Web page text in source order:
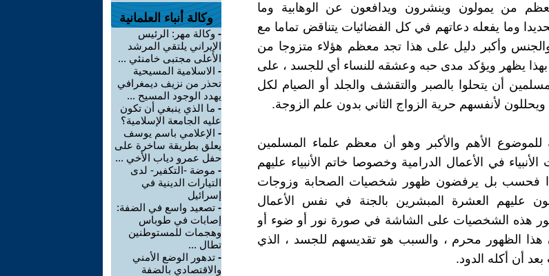
من يمولون وينشرون ويدافعون عن الوهابية وما
وما يفعله دعاتهم في كل الفضائيات يتناقض تماما مع
وأكبر دليل على هذا تجد معظم هؤلاء متزوجا من
بهذا يظهر ويؤكد مدى حبه وعشقه للنساء أي للجسد ، على
أن يتحلوا بالصبر والتقشف والجلد أو الصيام لكل
لأنفسهم حرية الزواج الثاني بدون علم الزوجة.
الأهم والأكبر وهو أن معظم علماء المسلمين
في الأعمال الدرامية وخصوصا خاتم الأنبياء عليهم
فحسب بل يرفضون ظهور شخصيات الصحابة وزوجات
عليهم العشرة المبشرين بالجنة في نفس الأعمال
هذه الشخصيات على الشاشة في صورة نور أو ضوء أو
هذا الظهور محرم ، والسبب هو تقديسهم للجسد ، الذي
أن أكله الدود.
وكالة أنباء العلمانية
- وكالة مهر: الرئيس
الإيراني يلتقي المرشد
الأعلى مجتبى خامنئي ...
- الاسلامية المسيحية
تحذر من نزيف ديمغرافي
يهدد الوجود المسيح ...
- ما الذي ينبغي أن تكون
عليه الجامعة الإسلامية؟
- الإعلامي باسم يوسف
يعلق بطريقة ساخرة على
حفل عمرو دياب الأخي ...
- موضة -التكفير- لدى
التيارات الدينية في
إسرائيل
- تصعيد واسع في الضفة:
إصابات في طوباس
وهجمات للمستوطنين
تطال ...
- تدهور الوضع الأمني
والاقتصادي بالضفة